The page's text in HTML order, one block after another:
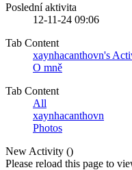
Poslední aktivita
12-11-24 09:06
Tab Content
xaynhacanthovn's
O mně
Tab Content
All
xaynhacanthovn
Photos
New Activity ()
Please reload this page to